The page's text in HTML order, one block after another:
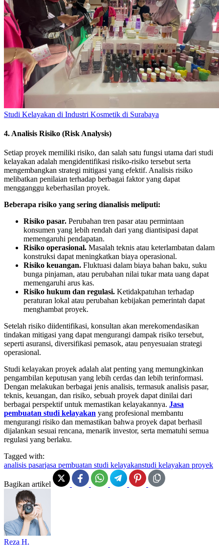
Studi Kelayakan di Industri Kosmetik di Surabaya
4. Analisis Risiko (Risk Analysis)
Setiap proyek memiliki risiko, dan salah satu fungsi utama dari studi
kelayakan adalah mengidentifikasi risiko-risiko tersebut serta
mengembangkan strategi mitigasi yang efektif. Analisis risiko
melibatkan penilaian terhadap berbagai faktor yang dapat
mengganggu keberhasilan proyek.
Beberapa risiko yang sering dianalisis meliputi:
Risiko pasar. Perubahan tren pasar atau permintaan
konsumen yang lebih rendah dari yang diantisipasi dapat
memengaruhi pendapatan.
Risiko operasional. Masalah teknis atau keterlambatan dalam
konstruksi dapat meningkatkan biaya operasional.
Risiko keuangan. Fluktuasi dalam biaya bahan baku, suku
bunga pinjaman, atau perubahan nilai tukar mata uang dapat
memengaruhi arus kas.
Risiko hukum dan regulasi. Ketidakpatuhan terhadap
peraturan lokal atau perubahan kebijakan pemerintah dapat
menghambat proyek.
Setelah risiko diidentifikasi, konsultan akan merekomendasikan
tindakan mitigasi yang dapat mengurangi dampak risiko tersebut,
seperti asuransi, diversifikasi pemasok, atau penyesuaian strategi
operasional.
Studi kelayakan proyek adalah alat penting yang memungkinkan
pengambilan keputusan yang lebih cerdas dan lebih terinformasi.
Dengan melakukan berbagai jenis analisis, termasuk analisis pasar,
teknis, keuangan, dan risiko, sebuah proyek dapat dinilai dari
berbagai perspektif untuk memastikan kelayakannya. Jasa
pembuatan studi kelayakan yang profesional membantu
mengurangi risiko dan memastikan bahwa proyek dapat berhasil
dijalankan sesuai rencana, menarik investor, serta mematuhi semua
regulasi yang berlaku.
Tagged with:
analisis pasarjasa pembuatan studi kelayakanstudi kelayakan proyek
Bagikan artikel
Reza H.